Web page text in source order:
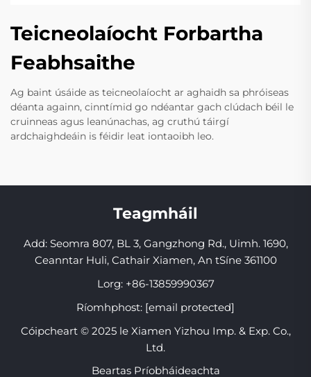
Teicneolaíocht Forbartha
Feabhsaithe
Ag baint úsáide as teicneolaíocht ar aghaidh sa phróiseas
déanta againn, cinntímid go ndéantar gach clúdach béil le
cruinneas agus leanúnachas, ag cruthú táirgí
ardchaighdeáin is féidir leat iontaoibh leo.
Teagmháil
Add: Seomra 807, BL 3, Gangzhong Rd., Uimh. 1690,
Ceanntar Huli, Cathair Xiamen, An tSíne 361100
Lorg: +86-13859990367
Ríomhphost: [email protected]
Cóipcheart © 2025 le Xiamen Yizhou Imp. & Exp. Co.,
Ltd.
Beartas Príobháideachta